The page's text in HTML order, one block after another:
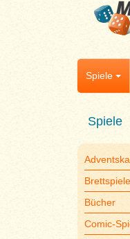
Spiele
Spiele
Brettspiele
Bücher
Comic-